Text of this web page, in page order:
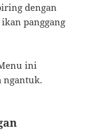
dengan
panggang
ini
ngantuk.